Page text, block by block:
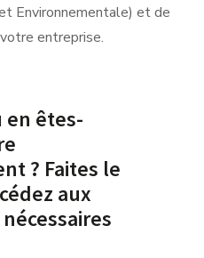
Environnementale) et de
entreprise.
en êtes-
? Faites le
aux